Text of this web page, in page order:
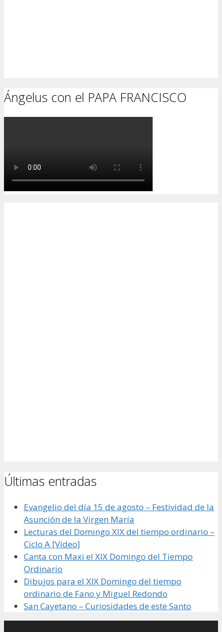
Ángelus con el PAPA FRANCISCO
Últimas entradas
Evangelio del día 15 de agosto – Festividad de la
Asunción de la Virgen María
Lecturas del Domingo XIX del tiempo ordinario –
Ciclo A [Vídeo]
Canta con Maxi el XIX Domingo del Tiempo
Ordinario
Dibujos para el XIX Domingo del tiempo
ordinario de Fano y Miguel Redondo
San Cayetano – Curiosidades de este Santo